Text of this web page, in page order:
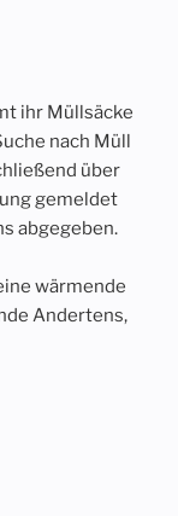
ihr Müllsäcke
nach Müll
über
gemeldet
abgegeben.
wärmende
Andertens,